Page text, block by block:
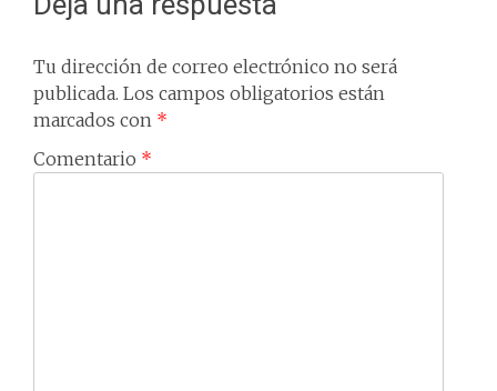
Tu dirección de correo electrónico no será
publicada. Los campos obligatorios están
marcados con *
Comentario *